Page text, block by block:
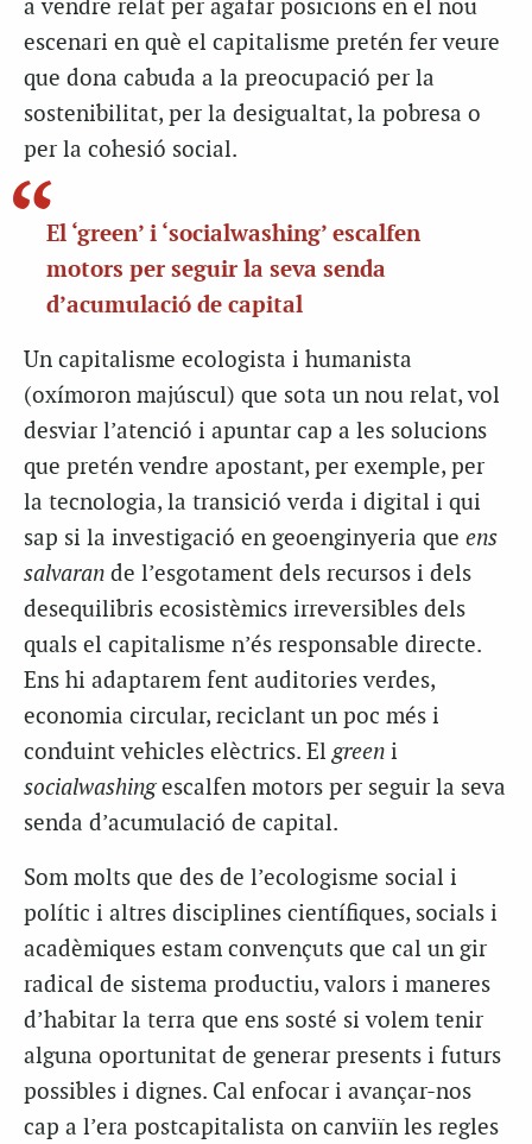
a vendre relat per agafar posicions en el nou
escenari en què el capitalisme pretén fer veure
que dona cabuda a la preocupació per la
sostenibilitat, per la desigualtat, la pobresa o
per la cohesió social.
El ‘green’ i ‘socialwashing’ escalfen
motors per seguir la seva senda
d’acumulació de capital
Un capitalisme ecologista i humanista
(oxímoron majúscul) que sota un nou relat, vol
desviar l’atenció i apuntar cap a les solucions
que pretén vendre apostant, per exemple, per
la tecnologia, la transició verda i digital i qui
sap si la investigació en geoenginyeria que ens
salvaran de l’esgotament dels recursos i dels
desequilibris ecosistèmics irreversibles dels
quals el capitalisme n’és responsable directe.
Ens hi adaptarem fent auditories verdes,
economia circular, reciclant un poc més i
conduint vehicles elèctrics. Elgreen i
socialwashingescalfen motors per seguir la seva
senda d’acumulació de capital.
Som molts que des de l’ecologisme social i
polític i altres disciplines científiques, socials i
acadèmiques estam convençuts que cal un gir
radical de sistema productiu, valors i maneres
d’habitar la terra que ens sosté si volem tenir
alguna oportunitat de generar presents i futurs
possibles i dignes. Cal enfocar i avançar-nos
cap a l’era postcapitalista on canviïn les regles